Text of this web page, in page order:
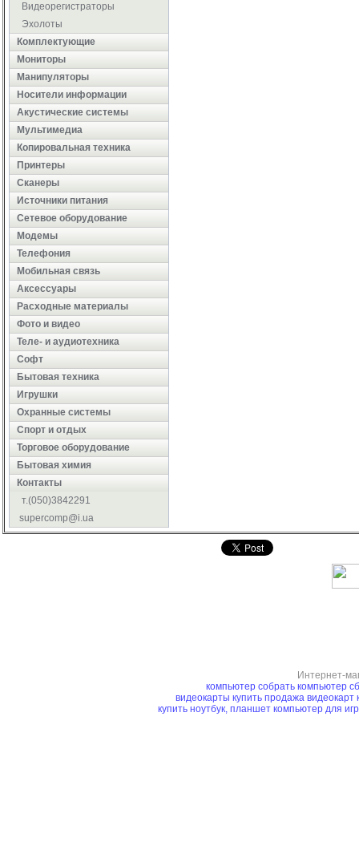
Видеорегистраторы
Эхолоты
Комплектующие
Мониторы
Манипуляторы
Носители информации
Акустические системы
Мультимедиа
Копировальная техника
Принтеры
Сканеры
Источники питания
Сетевое оборудование
Модемы
Телефония
Мобильная связь
Аксессуары
Расходные материалы
Фото и видео
Теле- и аудиотехника
Софт
Бытовая техника
Игрушки
Охранные системы
Cпорт и отдых
Торговое оборудование
Бытовая химия
Контакты
т.(050)3842291
supercomp@i.ua
Интернет-
компьютер собрать компьютер
видеокарты купить продажа видеокарт
купить ноутбук, планшет компьютер для